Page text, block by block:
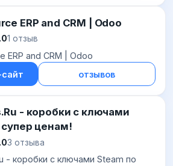
ERP and CRM | Odoo
1 отзыв
ERP and CRM | Odoo
отзывов
- коробки с ключами
ценам!
3 отзыва
- коробки с ключами Steam по